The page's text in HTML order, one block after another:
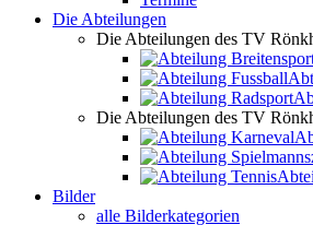
Die Abteilungen
Die Abteilungen des TV
Die Abteilungen des TV
Bilder
alle Bilderkategorien